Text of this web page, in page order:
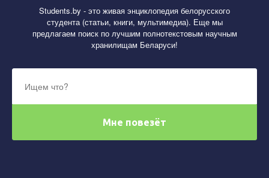
Students.by - это живая энциклопедия белорусского
студента (статьи, книги, мультимедиа). Еще мы
предлагаем поиск по лучшим полнотекстовым научным
хранилищам Беларуси!